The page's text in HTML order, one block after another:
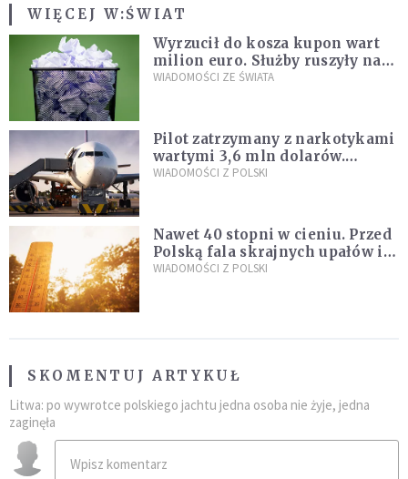
WIĘCEJ W:ŚWIAT
Wyrzucił do kosza kupon wart
milion euro. Służby ruszyły na
poszukiwania
WIADOMOŚCI ZE ŚWIATA
Pilot zatrzymany z narkotykami
wartymi 3,6 mln dolarów.
Śledczy podejrzewają, że latał
WIADOMOŚCI Z POLSKI
Nawet 40 stopni w cieniu. Przed
Polską fala skrajnych upałów i
gwałtowne burze
WIADOMOŚCI Z POLSKI
SKOMENTUJ ARTYKUŁ
Litwa: po wywrotce polskiego jachtu jedna osoba nie żyje, jedna
zaginęła